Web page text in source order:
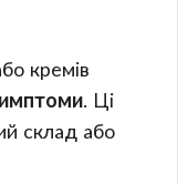
кремів
. Ці
склад або